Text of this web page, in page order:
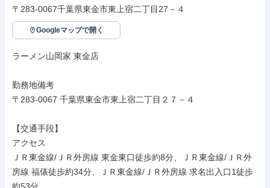
〒283-0067千葉県東金市東上宿二丁目27－４
Googleマップで開く
ラーメン山岡家 東金店
勤務地備考
〒283-0067 千葉県東金市東上宿二丁目２７－４
【交通手段】
アクセス
ＪＲ東金線/ＪＲ外房線 東金東口徒歩約8分、ＪＲ東金線/ＪＲ外
房線 福俵徒歩約34分、ＪＲ東金線/ＪＲ外房線 求名出入口1徒歩